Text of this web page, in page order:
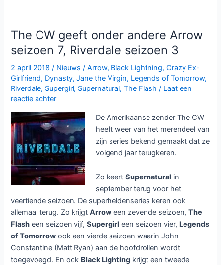
seizoen
2
The CW geeft onder andere Arrow
seizoen 7, Riverdale seizoen 3
2 april 2018/ Nieuws /Arrow, Black Lightning,Crazy Ex-
Girlfriend, Dynasty,Jane the Virgin, Legends of Tomorrow,
Riverdale, Supergirl, Supernatural,The Flash / Laat een
reactie achter
De Amerikaanse zender The CW
heeft weer van het merendeel van
zijn series bekend gemaakt dat ze
volgend jaar terugkeren.
Zo keertSupernatural in
september terug voor het
veertiende seizoen. De superheldenseries keren ook
allemaal terug. Zo krijgtArrow een zevende seizoen,The
Flash een seizoen vijf,Supergirl een seizoen vier, Legends
of Tomorrow ook een vierde seizoen waarin John
Constantine (Matt Ryan) aan de hoofdrollen wordt
toegevoegd. En ook Black Lighting krijgt een tweede